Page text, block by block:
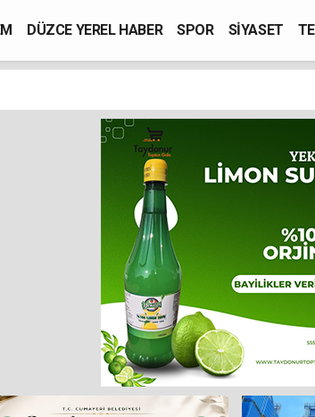
DÜZCE YEREL HABER SPOR SİYASET